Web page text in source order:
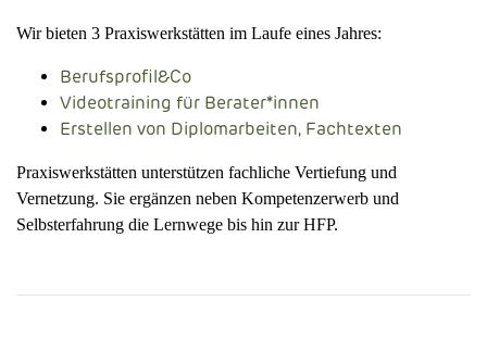
Wir bieten 3 Praxiswerkstätten im Laufe eines Jahres:
Berufsprofil&Co
Videotraining für Berater*innen
Erstellen von Diplomarbeiten, Fachtexten
Praxiswerkstätten unterstützen fachliche Vertiefung und
Vernetzung. Sie ergänzen neben Kompetenzerwerb und
Selbsterfahrung die Lernwege bis hin zur HFP.